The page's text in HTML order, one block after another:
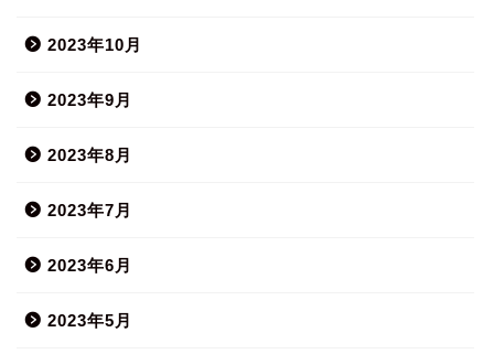
2023年10月
2023年9月
2023年8月
2023年7月
2023年6月
2023年5月